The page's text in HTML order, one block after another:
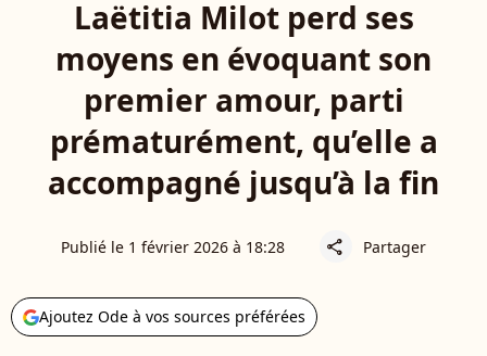
Laëtitia Milot perd ses
moyens en évoquant son
premier amour, parti
prématurément, qu’elle a
accompagné jusqu’à la fin
Publié le 1 février 2026 à 18:28 share Partager
Ajoutez Ode à vos sources préférées